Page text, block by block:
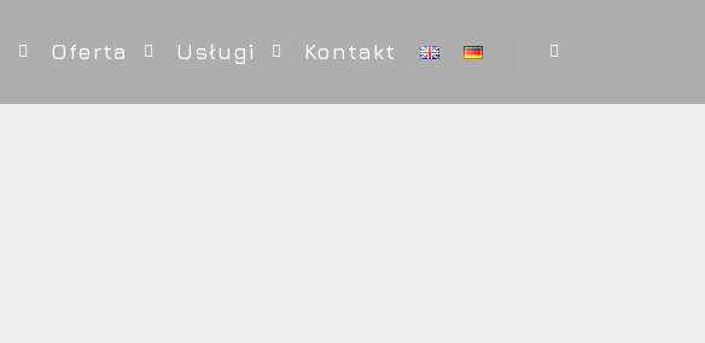
Oferta Usługi Kontakt